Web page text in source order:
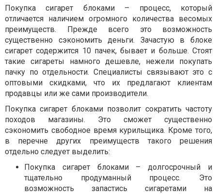
Покупка сигарет блоками – процесс, который
отличается наличием огромного количества весомых
преимуществ. Прежде всего это возможность
существенно сэкономить деньги. Зачастую в блоке
сигарет содержится 10 пачек, бывает и больше. Стоят
такие сигареты намного дешевле, нежели покупать
пачку по отдельности. Специалисты связывают это с
оптовыми скидками, что их предлагают клиентам
продавцы или же сами производители.
Покупка сигарет блоками позволит сократить частоту
походов магазины. Это сможет существенно
сэкономить свободное время курильщика. Кроме того,
в перечне других преимуществ такого решения
отдельно следует выделить:
Покупка сигарет блоками – долгосрочный и
тщательно продуманный процесс. Это
возможность запастись сигаретами на